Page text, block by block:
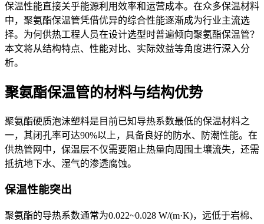
保温性能直接关乎能源利用效率和运营成本。在众多保温材料
中，聚氨酯保温管凭借优异的综合性能逐渐成为行业主流选
择。为何供热工程人员在设计选型时普遍倾向聚氨酯保温管？
本文将从结构特点、性能对比、实际效益等角度进行深入分
析。
聚氨酯保温管的材料与结构优势
聚氨酯硬质泡沫塑料是目前已知导热系数最低的保温材料之
一，其闭孔率可达90%以上，具备良好的防水、防潮性能。在
供热管网中，保温层不仅需要阻止热量向周围土壤流失，还需
抵抗地下水、湿气的渗透腐蚀。
保温性能突出
聚氨酯的导热系数通常为0.022~0.028 W/(m·K)，远低于岩棉、